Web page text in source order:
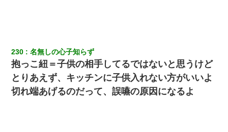
230 名無しの心子知らず
抱っこ紐＝子供の相手してるではないと思うけど
とりあえず、キッチンに子供入れない方がいいよ
切れ端あげるのだって、誤嚥の原因になるよ